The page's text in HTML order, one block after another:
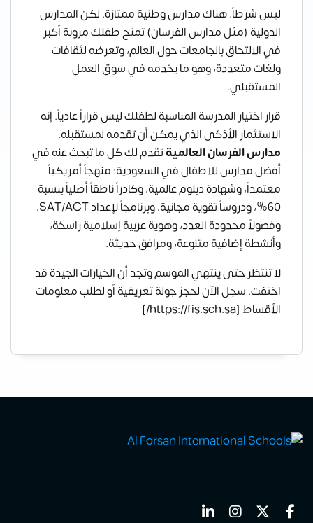
ليس شرطاً. هناك مدارس وطنية ممتازة. لكن المدارس
الدولية (مثل مدارس الفرسان) تمنح طفلك مرونة أكبر
في الالتحاق بالجامعات حول العالم، وتعرضه لثقافات
ولغات متعددة، وهو ما يخدمه في سوق العمل
المستقبلي.
قرار اختيار المدرسة المناسبة لطفلك ليس قراراً عادياً. إنه
الاستثمار الأذكى الذي يمكن أن تقدمه لمستقبله.
مدارس الفرسان العالميةتقدم لك كل ما تبحث عنه في
أفضل مدارس للاطفال في السعودية: منهجاً أمريكياً
معتمداً، وشهادة دبلوم عالمية، وكادراً ناطقاً أصلياً بنسبة
60%، ودروساً تقوية مجانية، وبرنامجاً لإعداد SAT/ACT،
وفصولاً محدودة العدد، وهوية عربية إسلامية راسخة،
وأنشطة إضافية متنوعة، ومرافق حديثة.
لا تنتظر حتى ينتهي الموسم وتجد أن الخيارات الجيدة قد
اختفت. سجل الآن لحجز جولة تعريفية أو لطلب معلومات
الأقساط [https://fis.sch.sa/]